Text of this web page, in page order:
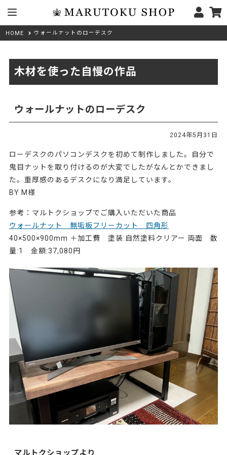
HOME ウォールナットのローデスク
木材を使った自慢の作品
ウォールナットのローデスク
2024年5月31日
ローデスクのパソコンデスクを初めて制作しました。自分で
鬼目ナットを取り付けるのが大変でしたがなんとかできまし
た。重厚感のあるデスクになり満足しています。
BY M様
参考：マルトクショップでご購入いただいた商品
ウォールナット 無垢板フリーカット 四角形
40×500×900mm ＋加工費 塗装:自然塗料クリアー 両面 数
量:1 金額:37,080円
マルトクショップより